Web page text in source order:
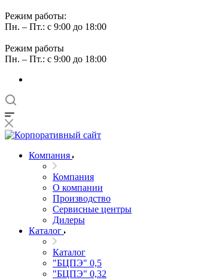
Режим работы:
Пн. – Пт.: с 9:00 до 18:00
Режим работы
Пн. – Пт.: с 9:00 до 18:00
Компания
Компания
О компании
Производство
Сервисные центры
Дилеры
Каталог
Каталог
"БЦПЭ" 0,5
"БЦПЭ" 0,32